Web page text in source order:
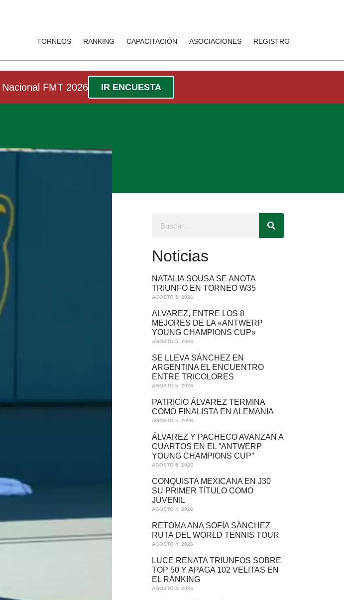
TORNEOS RANKING CAPACITACIÓN ASOCIACIONES REGISTRO
FMT 2026 IR ENCUESTA
Noticias
NATALIA SOUSA SE ANOTA
TRIUNFO EN TORNEO W35
AGOSTO 5, 2026
ALVAREZ, ENTRE LOS 8
MEJORES DE LA «ANTWERP
YOUNG CHAMPIONS CUP»
AGOSTO 5, 2026
SE LLEVA SÁNCHEZ EN
ARGENTINA EL ENCUENTRO
ENTRE TRICOLORES
AGOSTO 5, 2026
PATRICIO ÁLVAREZ TERMINA
COMO FINALISTA EN ALEMANIA
AGOSTO 5, 2026
ÁLVAREZ Y PACHECO AVANZAN A
CUARTOS EN EL “ANTWERP
YOUNG CHAMPIONS CUP”
AGOSTO 5, 2026
CONQUISTA MEXICANA EN J30
SU PRIMER TÍTULO COMO
JUVENIL
AGOSTO 4, 2026
RETOMA ANA SOFÍA SÁNCHEZ
RUTA DEL WORLD TENNIS TOUR
AGOSTO 4, 2026
LUCE RENATA TRIUNFOS SOBRE
TOP 50 Y APAGA 102 VELITAS EN
EL RÁNKING
AGOSTO 4, 2026